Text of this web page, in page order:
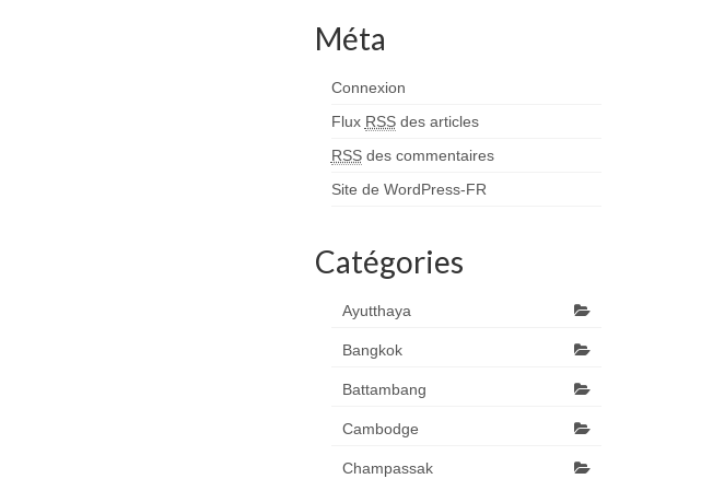
Méta
Connexion
Flux RSSdes articles
RSSdes commentaires
Site de WordPress-FR
Catégories
Ayutthaya
Bangkok
Battambang
Cambodge
Champassak